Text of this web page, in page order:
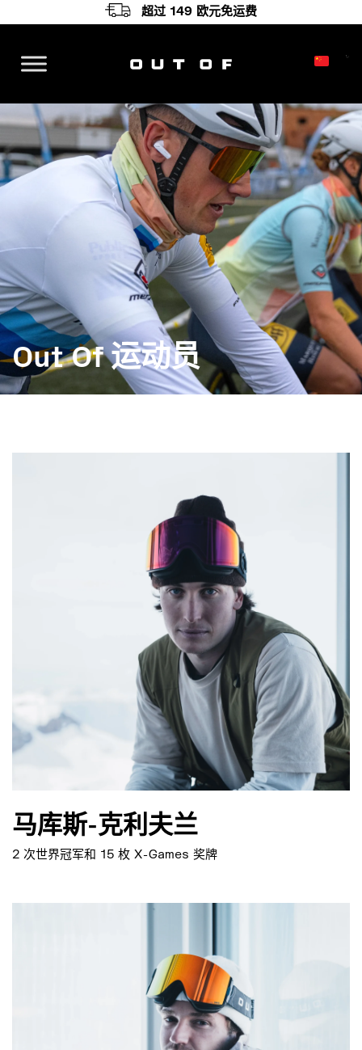
超过 149 欧元免运费
主导航
Out Of 运动员
马库斯-克利夫兰
2 次世界冠军和 15 枚 X-Games 奖牌